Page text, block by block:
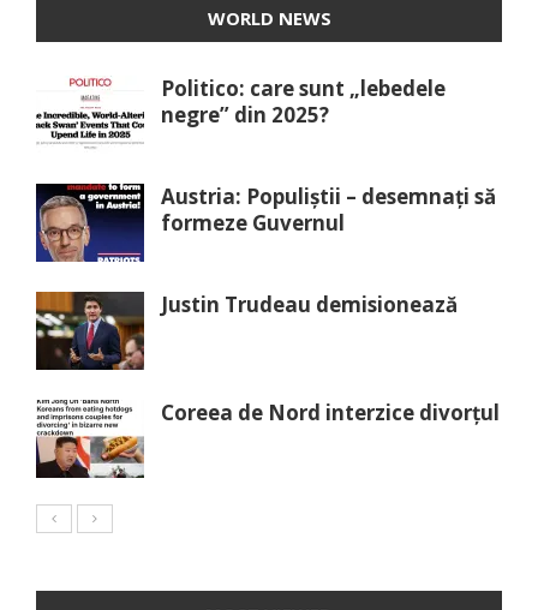
WORLD NEWS
Politico: care sunt „lebedele
negre” din 2025?
Austria: Populiștii – desemnați să
formeze Guvernul
Justin Trudeau demisionează
Coreea de Nord interzice divorțul